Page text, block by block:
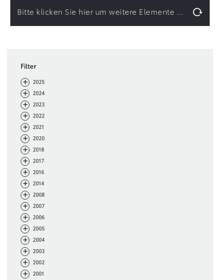
Bitte klicken Sie hier um weitere Elemente zu laden.
Filter
+- 2025
+- 2024
+- 2023
+- 2022
+- 2021
+- 2020
+- 2018
+- 2017
+- 2016
+- 2014
+- 2008
+- 2007
+- 2006
+- 2005
+- 2004
+- 2003
+- 2002
+- 2001